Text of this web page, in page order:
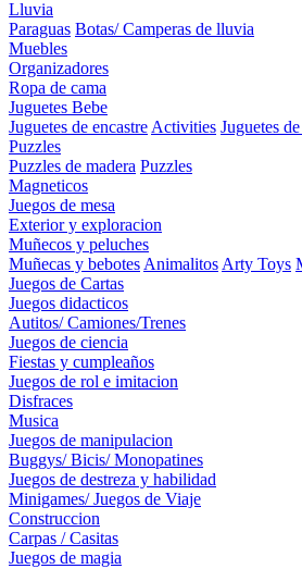
Lluvia
Paraguas Botas/ Camperas de lluvia
Muebles
Organizadores
Ropa de cama
Juguetes Bebe
Juguetes de encastre Activities Juguetes
Puzzles
Puzzles de madera Puzzles
Magneticos
Juegos de mesa
Exterior y exploracion
Muñecos y peluches
Muñecas y bebotes Animalitos Arty Toys
Juegos de Cartas
Juegos didacticos
Autitos/ Camiones/Trenes
Juegos de ciencia
Fiestas y cumpleaños
Juegos de rol e imitacion
Disfraces
Musica
Juegos de manipulacion
Buggys/ Bicis/ Monopatines
Juegos de destreza y habilidad
Minigames/ Juegos de Viaje
Construccion
Carpas / Casitas
Juegos de magia